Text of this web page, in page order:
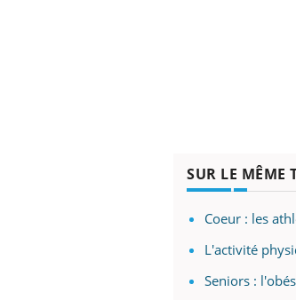
SUR LE MÊME
Coeur : les
L'activité
Seniors :